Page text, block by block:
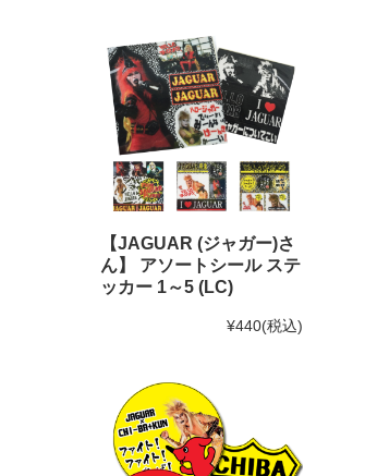
【JAGUAR (ジャガー)さ
ん】 アソートシール ステ
ッカー 1～5 (LC)
¥440(税込)